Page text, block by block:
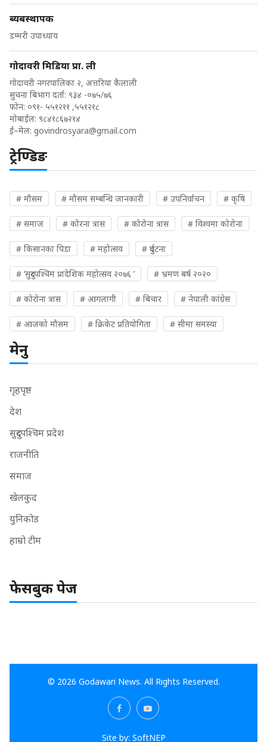
ब्यबस्थापक
डम्मरी उपाध्याय
गोदावरी मिडिया प्रा. ली
गोदावरी नगरपालिका २, अत्तरिया कैलाली
सुचना बिभाग दर्ता: ९३४ -०७५/७६
फोन: ०९१- ५५१२११ ,५५१२१८
मोबाईल: ९८४१८६७२१४
ई–मेल: govindrosyara@gmail.com
ट्रेण्डिङ
# मौसम # मौसम सम्बन्धि जानकारी # उपनिर्वाचन # कृषि
# समाज # कोरना त्रास # कोरोना त्रास # विश्वमा कोरोना
# किसानका पिडा # महोत्सव # दुर्घटना
# ‘सुदुरपश्चिम प्रादेशिक महोत्सव २०७६ ’ # भ्रमण बर्ष २०२०
# कोरोना त्रास # आगलागी # बिचार # नेपाली कांग्रेस
# आजको मौसम # क्रिकेट प्रतियोगिता # सीमा समस्या
मेनु
गृहपृष्ठ
देश
सुदुरपश्चिम प्रदेश
राजनीति
समाज
खेलकुद
युनिकोड
हाम्रो टीम
फेसबुक पेज
© 2026 Godawari News. All Rights Reserved.
Site by: SoftNEP